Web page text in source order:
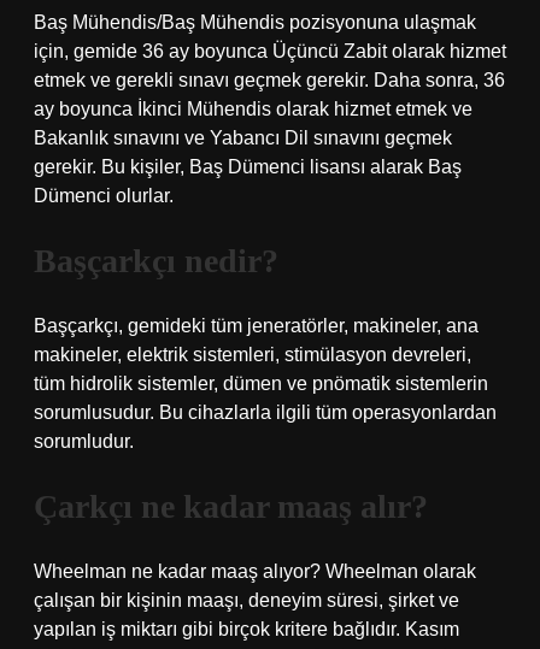
Baş Mühendis/Baş Mühendis pozisyonuna ulaşmak
için, gemide 36 ay boyunca Üçüncü Zabit olarak hizmet
etmek ve gerekli sınavı geçmek gerekir. Daha sonra, 36
ay boyunca İkinci Mühendis olarak hizmet etmek ve
Bakanlık sınavını ve Yabancı Dil sınavını geçmek
gerekir. Bu kişiler, Baş Dümenci lisansı alarak Baş
Dümenci olurlar.
Başçarkçı nedir?
Başçarkçı, gemideki tüm jeneratörler, makineler, ana
makineler, elektrik sistemleri, stimülasyon devreleri,
tüm hidrolik sistemler, dümen ve pnömatik sistemlerin
sorumlusudur. Bu cihazlarla ilgili tüm operasyonlardan
sorumludur.
Çarkçı ne kadar maaş alır?
Wheelman ne kadar maaş alıyor? Wheelman olarak
çalışan bir kişinin maaşı, deneyim süresi, şirket ve
yapılan iş miktarı gibi birçok kritere bağlıdır. Kasım